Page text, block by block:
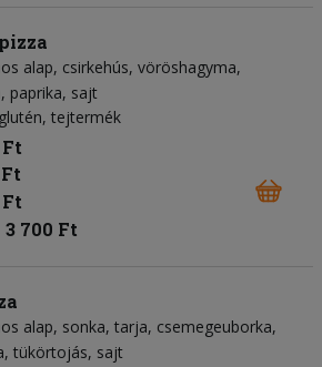
alap csirkehús vöröshagyma
paprika sajt
tejtermék
Ft
3 700 Ft
alap sonka tarja csemegeuborka
tükörtojás sajt